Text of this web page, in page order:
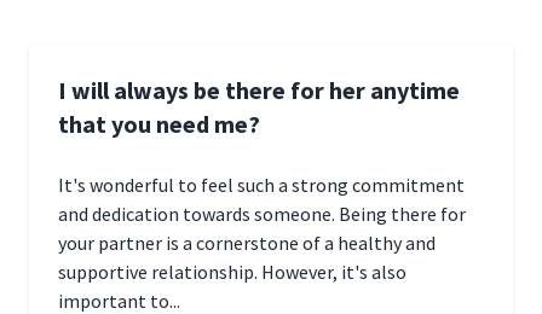
I will always be there for her anytime
that you need me?
It's wonderful to feel such a strong commitment
and dedication towards someone. Being there for
your partner is a cornerstone of a healthy and
supportive relationship. However, it's also
important to...